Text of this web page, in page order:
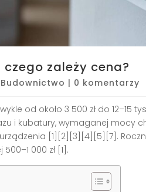
zależy cena?
Budownictwo | 0 komentarzy
od około 3 500 zł do 12–15
i kubatury, wymaganej mocy
[1][2][3][4][5][7].
000 zł [1].